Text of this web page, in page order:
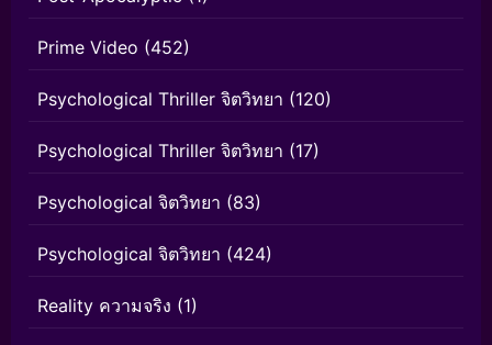
Prime Video (452)
Psychological Thriller จิตวิทยา (120)
Psychological Thriller จิตวิทยา (17)
Psychological จิตวิทยา (83)
Psychological จิตวิทยา (424)
Reality ความจริง (1)